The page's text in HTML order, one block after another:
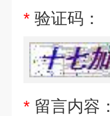
* 验证码：
* 留言内容：